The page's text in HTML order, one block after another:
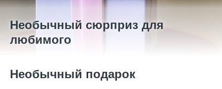
Необычный сюрприз для
любимого
Необычный подарок